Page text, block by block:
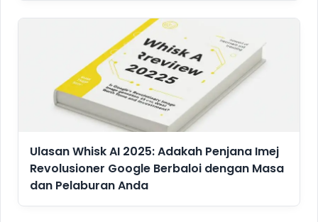
Ulasan Whisk AI 2025: Adakah Penjana Imej
Revolusioner Google Berbaloi dengan Masa
dan Pelaburan Anda